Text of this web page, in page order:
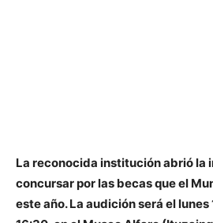
La reconocida institución abrió la
concursar por las becas que el
este año. La audición será el lunes